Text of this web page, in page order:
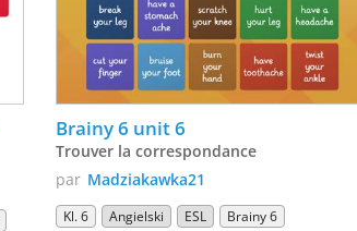
Brainy 6 unit 6
Trouver la correspondance
par Madziakawka21
Kl. 6 Angielski ESL Brainy 6